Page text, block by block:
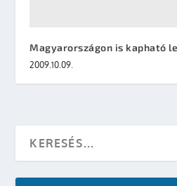
Magyarországon is kapható
2009.10.09.